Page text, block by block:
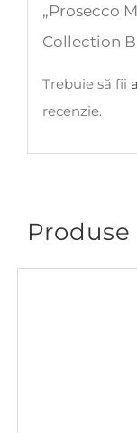
„Prosecco
Collection
Trebuie să fii
recenzie.